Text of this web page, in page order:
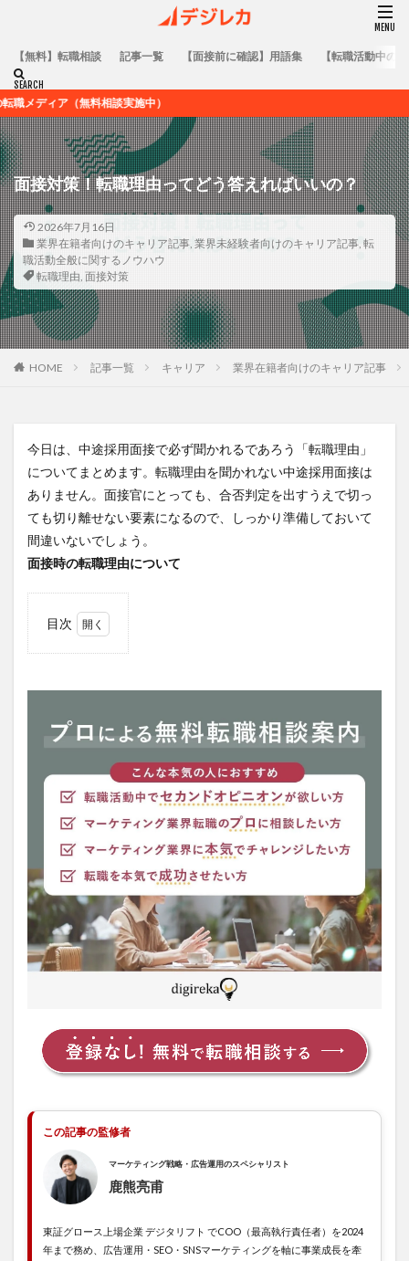
【無料】転職相談 記事一覧 【面接前に確認】用語集 【転職活動中の
料相談実施中）
面接対策！転職理由ってどう答えればいいの？
2026年7月16日
業界在籍者向けのキャリア記事, 業界未経験者向けのキャリア記事, 転
職活動全般に関するノウハウ
転職理由, 面接対策
HOME 記事一覧 キャリア 業界在籍者向けのキャリア記事
今日は、中途採用面接で必ず聞かれるであろう「転職理由」
についてまとめます。転職理由を聞かれない中途採用面接は
ありません。面接官にとっても、合否判定を出すうえで切っ
ても切り離せない要素になるので、しっかり準備しておいて
間違いないでしょう。
面接時の転職理由について
目次
につ
いて
1.1
面接
転職
理由
から
何を
知ろ
うと
して
いる
の
か？
のある
転職理
由か
持つこ
とが出
来るか
1.1.3
ない
か？
この記事の監修者
マーケティング戦略・広告運用のスペシャリスト
鹿熊亮甫
東証グロース上場企業 デジタリフト でCOO（最高執行責任者）を2024
年まで務め、広告運用・SEO・SNSマーケティングを軸に事業成長を牽